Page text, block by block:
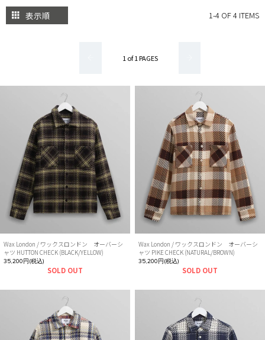
1-4 OF 4 ITEMS
表示順
1 of 1 PAGES
Wax London / ワックスロンドン オーバーシ
ャツ HUTTON CHECK (BLACK/YELLOW)
35,200円(税込)
SOLD OUT
Wax London / ワックスロンドン オーバーシ
ャツ PIKE CHECK (NATURAL/BROWN)
35,200円(税込)
SOLD OUT